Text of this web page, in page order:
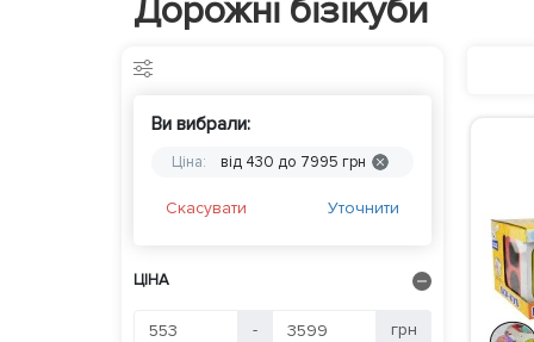
Дорожні бізікуби
Ви вибрали:
Ціна: від 430 до 7995 грн
Скасувати Уточнити
ЦІНА
- грн